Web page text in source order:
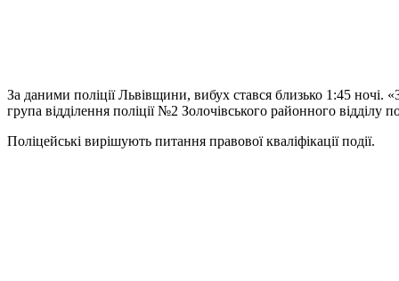
За даними поліції Львівщини, вибух стався близько 1:45 ночі.
група відділення поліції №2 Золочівського районного відділу
Поліцейські вирішують питання правової кваліфікації події.